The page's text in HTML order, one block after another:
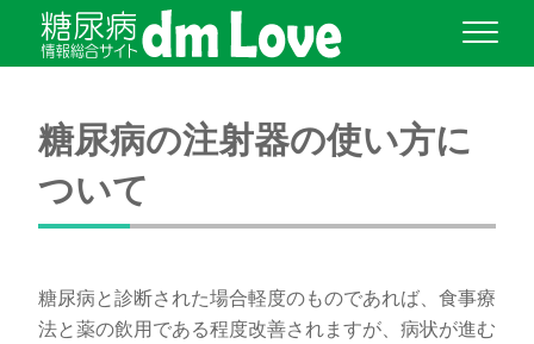
糖尿病の注射器の使い方に
ついて
糖尿病と診断された場合軽度のものであれば、食事療
法と薬の飲用である程度改善されますが、病状が進む